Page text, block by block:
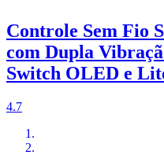
Controle Sem Fio
com Dupla
Switch OLED e
4.7